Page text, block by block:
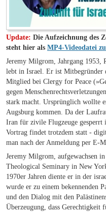
Update: Die Aufzeichnung des
steht hier als MP4-Videodatei
Jeremy Milgrom, Jahrgang 1953,
lebt in Israel. Er ist Mitbegründer
Mitglied bei Clergy for Peace
gegen
stark macht. Ursprünglich wollte
Augsburg kommen. Da der
Iran für zivile Flugzeuge gesperrt
Vortrag findet trotzdem statt -
man nach der Anmeldung per E-
Jeremy Milgrom, aufgewachsen
Theological Seminary in New
1970er Jahren diente er in der
wurde er zu einem bekennenden
und den Dialog mit den
Überzeugung, dass